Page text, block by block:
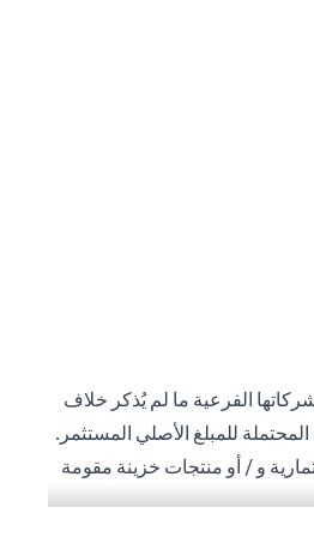
الفرعية ما لم يُذكر خلاف
للمبلغ الأصلي المستثمر.
و / أو منتجات خزينة مقومة